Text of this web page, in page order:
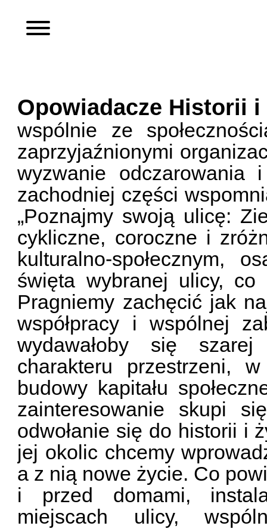
Opowiadacze Historii
wspólnie ze
zaprzyjaźnionymi
wyzwanie odczarowania
zachodniej części
„Poznajmy swoją ulicę:
cykliczne, coroczne i
kulturalno-społecznym,
święta wybranej ulicy, co
Pragniemy zachęcić jak
współpracy i wspólnej
wydawałoby się
charakteru przestrzeni,
budowy kapitału
zainteresowanie skupi
odwołanie się do historii i
jej okolic chcemy
a z nią nowe życie. Co
i przed domami,
miejscach ulicy,